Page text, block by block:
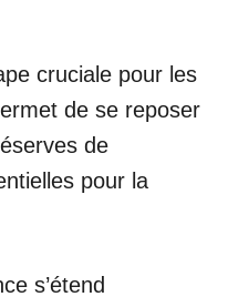
cruciale pour les
de se reposer
de
pour la
s’étend